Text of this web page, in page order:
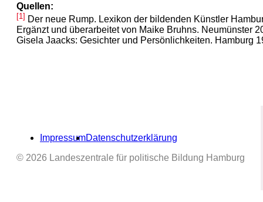
Quellen:
[1] Der neue Rump. Lexikon der bildenden Künstler
Ergänzt und überarbeitet von Maike Bruhns. Neumünster
Gisela Jaacks: Gesichter und Persönlichkeiten. Hamburg
ImpressumDatenschutzerklärung
© 2026 Landeszentrale für politische Bildung Hamburg